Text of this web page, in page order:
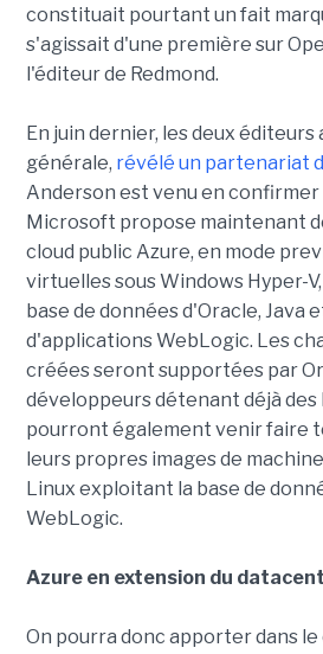
constituait pourtant un fait
s'agissait d'une première sur
l'éditeur de Redmond.
En juin dernier, les deux éditeurs
générale, révélé un partenariat
Anderson est venu en
Microsoft propose maintenant
cloud public Azure, en mode
virtuelles sous Windows Hyper-
base de données d'Oracle, Java
d'applications WebLogic. Les
créées seront supportées par
développeurs détenant déjà des
pourront également venir faire
leurs propres images de
Linux exploitant la base de
WebLogic.
Azure en extension du
On pourra donc apporter dans